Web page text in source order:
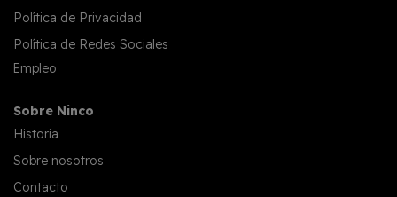
Política de Privacidad
Política de Redes Sociales
Empleo
Sobre Ninco
Historia
Sobre nosotros
Contacto